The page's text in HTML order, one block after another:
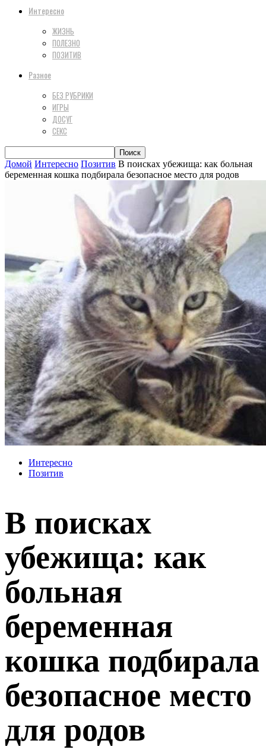
Интересно
ЖИЗНЬ
ПОЛЕЗНО
ПОЗИТИВ
Разное
БЕЗ РУБРИКИ
ИГРЫ
ДОСУГ
СЕКС
Домой Интересно Позитив В поисках убежища: как больная
беременная кошка подбирала безопасное место для родов
Интересно
Позитив
В поисках
убежища: как
больная
беременная
кошка подбирала
безопасное место
для родов